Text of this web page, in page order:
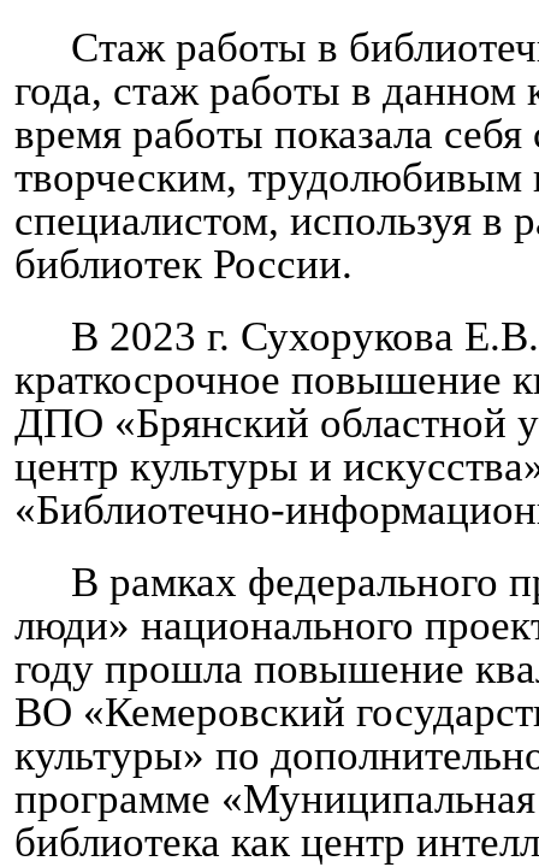
Стаж работы в
года, стаж работы в данном
время работы показала
творческим,
специалистом, используя в
библиотек России.
В 2023 г. Сухорукова
краткосрочное повышение
ДПО «Брянский областной
центр культуры и
«Библиотечно-
В рамках федерального
люди» национального
году прошла повышение
ВО «Кемеровский
культуры» по
программе
библиотека как центр